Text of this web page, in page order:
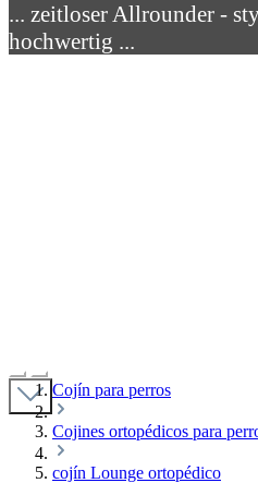
... zeitloser Allrounder -
hochwertig ...
Cojín para perros
Cojines ortopédicos para
cojín Lounge ortopédico